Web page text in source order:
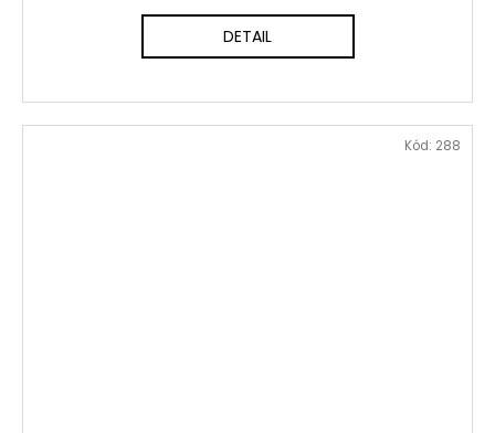
DETAIL
Kód: 288